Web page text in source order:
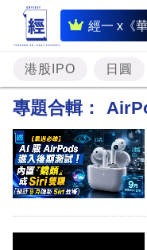
經一 x《
即
時
財
經
題
投
資
樓
港股IPO 日圓
專題合輯：